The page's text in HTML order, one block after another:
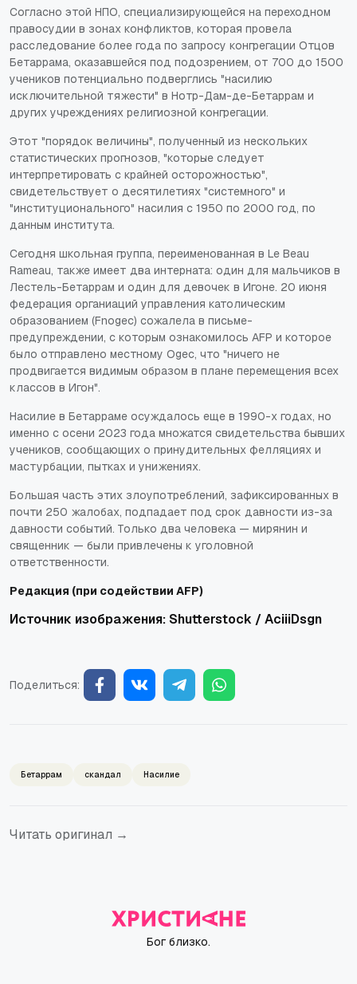
Согласно этой НПО, специализирующейся на переходном
правосудии в зонах конфликтов, которая провела
расследование более года по запросу конгрегации Отцов
Бетаррама, оказавшейся под подозрением, от 700 до 1500
учеников потенциально подверглись "насилию
исключительной тяжести" в Нотр-Дам-де-Бетаррам и
других учреждениях религиозной конгрегации.
Этот "порядок величины", полученный из нескольких
статистических прогнозов, "которые следует
интерпретировать с крайней осторожностью",
свидетельствует о десятилетиях "системного" и
"институционального" насилия с 1950 по 2000 год, по
данным института.
Сегодня школьная группа, переименованная в Le Beau
Rameau, также имеет два интерната: один для мальчиков в
Лестель-Бетаррам и один для девочек в Игоне. 20 июня
федерация органиаций управления католическим
образованием (Fnogec) сожалела в письме-
предупреждении, с которым ознакомилось AFP и которое
было отправлено местному Ogec, что "ничего не
продвигается видимым образом в плане перемещения всех
классов в Игон".
Насилие в Бетарраме осуждалось еще в 1990-х годах, но
именно с осени 2023 года множатся свидетельства бывших
учеников, сообщающих о принудительных фелляциях и
мастурбации, пытках и унижениях.
Большая часть этих злоупотреблений, зафиксированных в
почти 250 жалобах, подпадает под срок давности из-за
давности событий. Только два человека — мирянин и
священник — были привлечены к уголовной
ответственности.
Редакция (при содействии AFP)
Источник изображения: Shutterstock / AciiiDsgn
Поделиться:
Бетаррам скандал Насилие
Читать оригинал →
Бог близко.